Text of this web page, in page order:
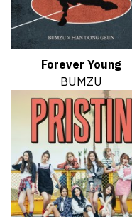
Forever Young
BUMZU